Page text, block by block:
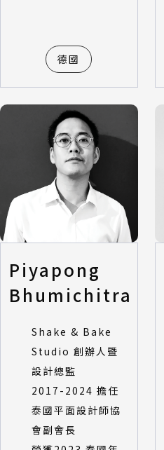
德國
Piyapong
Bhumichitra
Shake & Bake
Studio 創辦人暨
設計總監
2017-2024 擔任
泰國平面設計師協
會副會長